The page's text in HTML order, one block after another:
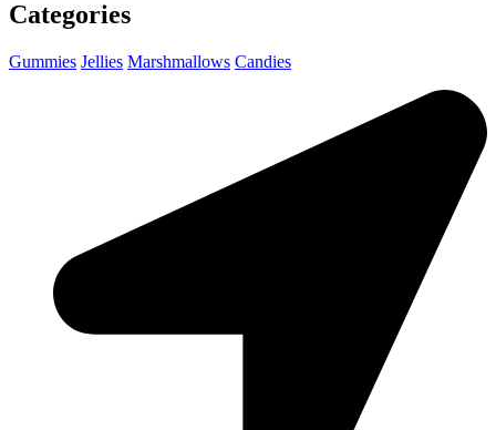
Categories
Gummies Jellies Marshmallows Candies